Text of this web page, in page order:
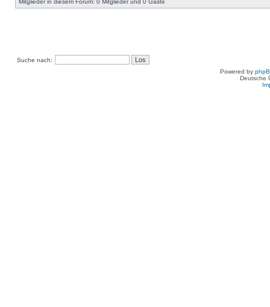
Mitglieder in diesem Forum: 0 Mitglieder und 0 Gäste
Suche nach:
Powered by
Deutsche